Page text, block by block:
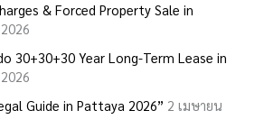
& Forced Property Sale in
30+30+30 Year Long-Term Lease in
Guide in Pattaya 2026” 2 เมษายน